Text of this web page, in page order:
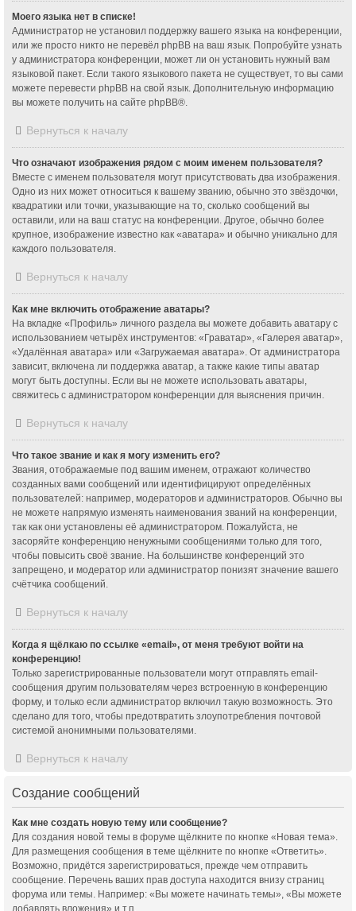
Моего языка нет в списке!
Администратор не установил поддержку вашего языка на конференции,
или же просто никто не перевёл phpBB на ваш язык. Попробуйте узнать
у администратора конференции, может ли он установить нужный вам
языковой пакет. Если такого языкового пакета не существует, то вы сами
можете перевести phpBB на свой язык. Дополнительную информацию
вы можете получить на сайте phpBB®.
Вернуться к началу
Что означают изображения рядом с моим именем пользователя?
Вместе с именем пользователя могут присутствовать два изображения.
Одно из них может относиться к вашему званию, обычно это звёздочки,
квадратики или точки, указывающие на то, сколько сообщений вы
оставили, или на ваш статус на конференции. Другое, обычно более
крупное, изображение известно как «аватара» и обычно уникально для
каждого пользователя.
Вернуться к началу
Как мне включить отображение аватары?
На вкладке «Профиль» личного раздела вы можете добавить аватару с
использованием четырёх инструментов: «Граватар», «Галерея аватар»,
«Удалённая аватара» или «Загружаемая аватара». От администратора
зависит, включена ли поддержка аватар, а также какие типы аватар
могут быть доступны. Если вы не можете использовать аватары,
свяжитесь с администратором конференции для выяснения причин.
Вернуться к началу
Что такое звание и как я могу изменить его?
Звания, отображаемые под вашим именем, отражают количество
созданных вами сообщений или идентифицируют определённых
пользователей: например, модераторов и администраторов. Обычно вы
не можете напрямую изменять наименования званий на конференции,
так как они установлены её администратором. Пожалуйста, не
засоряйте конференцию ненужными сообщениями только для того,
чтобы повысить своё звание. На большинстве конференций это
запрещено, и модератор или администратор понизят значение вашего
счётчика сообщений.
Вернуться к началу
Когда я щёлкаю по ссылке «email», от меня требуют войти на
конференцию!
Только зарегистрированные пользователи могут отправлять email-
сообщения другим пользователям через встроенную в конференцию
форму, и только если администратор включил такую возможность. Это
сделано для того, чтобы предотвратить злоупотребления почтовой
системой анонимными пользователями.
Вернуться к началу
Создание сообщений
Как мне создать новую тему или сообщение?
Для создания новой темы в форуме щёлкните по кнопке «Новая тема».
Для размещения сообщения в теме щёлкните по кнопке «Ответить».
Возможно, придётся зарегистрироваться, прежде чем отправить
сообщение. Перечень ваших прав доступа находится внизу страниц
форума или темы. Например: «Вы можете начинать темы», «Вы можете
добавлять вложения» и т.п.